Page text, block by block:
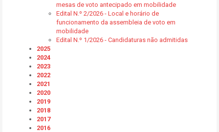
mesas de voto antecipado em mobilidade
Edital N.º 2/2026 - Local e horário de
funcionamento da assembleia de voto em
mobilidade
Edital N.º 1/2026 - Candidaturas não admitidas
2025
2024
2023
2022
2021
2020
2019
2018
2017
2016